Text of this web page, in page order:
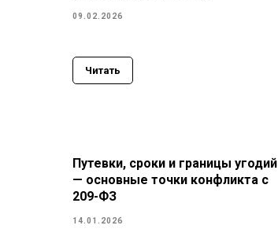
09.02.2026
Читать
Путевки, сроки и границы угодий
— основные точки конфликта с
209-ФЗ
14.01.2026